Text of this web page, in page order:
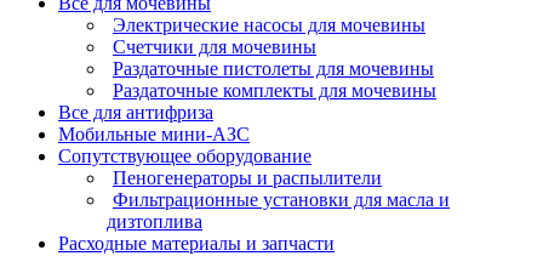
Электрические насосы для мочевины
Счетчики для мочевины
Раздаточные пистолеты для мочевины
Раздаточные комплекты для мочевины
Все для антифриза
Мобильные мини-АЗС
Сопутствующее оборудование
Пеногенераторы и распылители
Фильтрационные установки для масла и
дизтоплива
Расходные материалы и запчасти